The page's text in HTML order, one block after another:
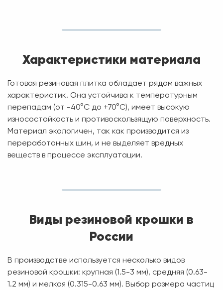
Характеристики материала
Готовая резиновая плитка обладает рядом важных
характеристик. Она устойчива к температурным
перепадам (от -40°C до +70°C), имеет высокую
износостойкость и противоскользящую поверхность.
Материал экологичен, так как производится из
переработанных шин, и не выделяет вредных
веществ в процессе эксплуатации.
Виды резиновой крошки в
России
В производстве используется несколько видов
резиновой крошки: крупная (1.5-3 мм), средняя (0.63-
1.2 мм) и мелкая (0.315-0.63 мм). Выбор размера частиц